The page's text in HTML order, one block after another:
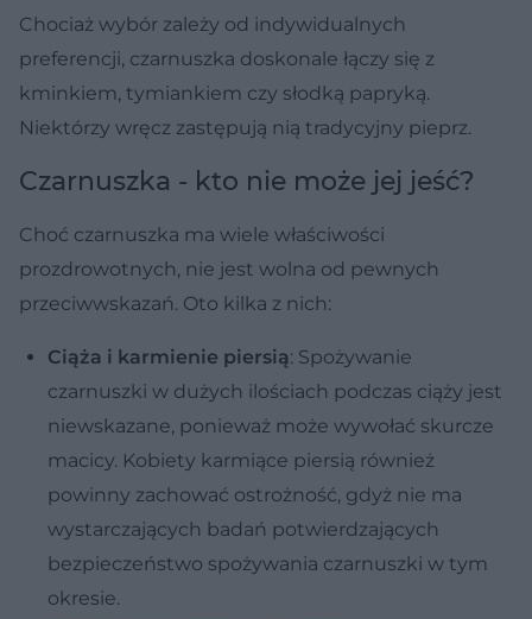
Chociaż wybór zależy od indywidualnych
preferencji, czarnuszka doskonale łączy się z
kminkiem, tymiankiem czy słodką papryką.
Niektórzy wręcz zastępują nią tradycyjny pieprz.
Czarnuszka - kto nie może jej jeść?
Choć czarnuszka ma wiele właściwości
prozdrowotnych, nie jest wolna od pewnych
przeciwwskazań. Oto kilka z nich:
Ciąża i karmienie piersią: Spożywanie
czarnuszki w dużych ilościach podczas ciąży jest
niewskazane, ponieważ może wywołać skurcze
macicy. Kobiety karmiące piersią również
powinny zachować ostrożność, gdyż nie ma
wystarczających badań potwierdzających
bezpieczeństwo spożywania czarnuszki w tym
okresie.